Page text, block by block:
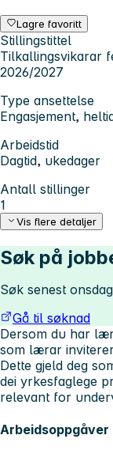
Lagre favoritt
Stillingstittel
Tilkallingsvikarar
2026/2027
Type ansettelse
Engasjement,
Arbeidstid
Dagtid, ukedager
Antall stillinger
1
Vis flere detaljer
Søk på
Søk senest
Gå til søknad
Dersom du har
som lærar
Dette gjeld deg
dei yrkesfaglege
relevant for
Arbeidsoppgåver